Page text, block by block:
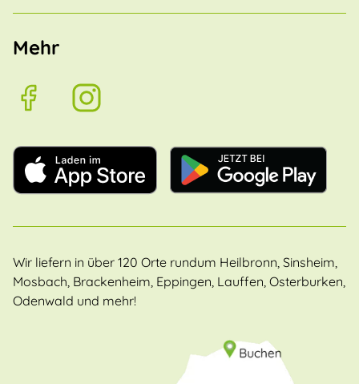
Mehr
Wir liefern in über 120 Orte rundum Heilbronn, Sinsheim,
Mosbach, Brackenheim, Eppingen, Lauffen, Osterburken,
Odenwald und mehr!